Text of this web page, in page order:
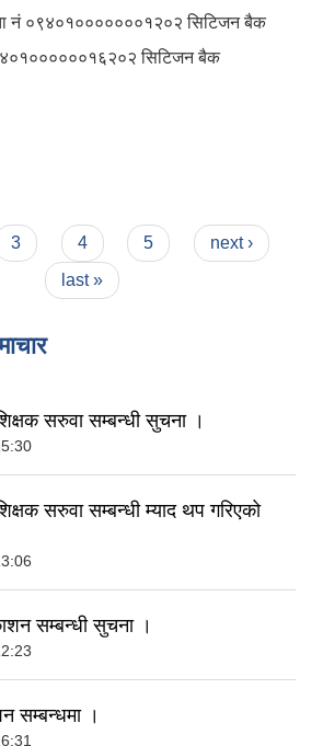
नं ०९४०१०००००००१२०२ सिटिजन बैक
सिटिजन बैक
3 4 5
next ›
last »
सरुवा सम्बन्धी सुचना ।
सरुवा सम्बन्धी म्याद थप गरिएको
सम्बन्धी सुचना ।
सम्बन्धमा ।